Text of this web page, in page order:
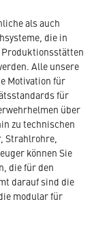
als auch
die in
Produktionsstätten
Alle unsere
Motivation für
für
über
zu technischen
Strahlrohre,
können Sie
die für den
darauf sind die
modular für